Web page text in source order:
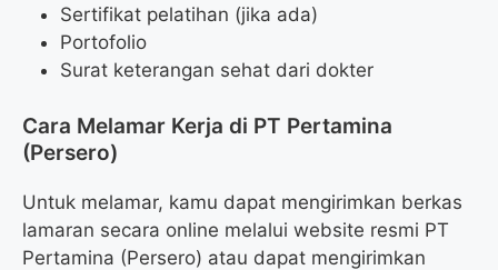
Sertifikat pelatihan (jika ada)
Portofolio
Surat keterangan sehat dari dokter
Cara Melamar Kerja di PT Pertamina
(Persero)
Untuk melamar, kamu dapat mengirimkan berkas
lamaran secara online melalui website resmi PT
Pertamina (Persero) atau dapat mengirimkan